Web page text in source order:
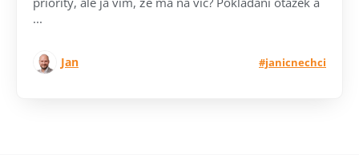
...
Jan #janicnechci